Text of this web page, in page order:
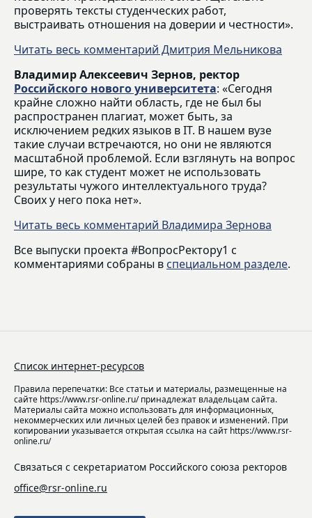
проверять тексты студенческих работ,
выстраивать отношения на доверии и честности».
Читать весь комментарий Дмитрия Мельникова
Владимир Алексеевич Зернов, ректор
Российского нового университета: «Сегодня
крайне сложно найти область, где не был бы
распространен плагиат, может быть, за
исключением редких языков в IT. В нашем вузе
такие случаи встречаются, но они не являются
масштабной проблемой. Если взглянуть на вопрос
шире, то как студент может не использовать
результаты чужого интеллектуального труда?
Своих у него пока нет».
Читать весь комментарий Владимира Зернова
Все выпуски проекта #ВопросРектору1 с
комментариями собраны в специальном разделе.
Список интернет-ресурсов
Правила перепечатки: Все статьи и материалы, размещенные на
сайте https://www.rsr-online.ru/ принадлежат владельцам сайта.
Материалы сайта можно использовать для информационных,
некоммерческих или личных целей без правок и изменений. При
копировании указывается открытая ссылка на сайт https://www.rsr-
online.ru/
Связаться с секретариатом Российского союза ректоров
office@rsr-online.ru